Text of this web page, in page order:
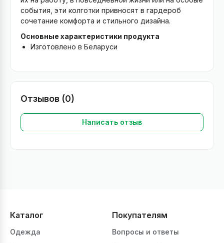
события, эти колготки привносят в гардероб
сочетание комфорта и стильного дизайна.
Основные характеристики продукта
Изготовлено в Беларуси
Отзывов (0)
Написать отзыв
Каталог
Одежда
Покупателям
Вопросы и ответы